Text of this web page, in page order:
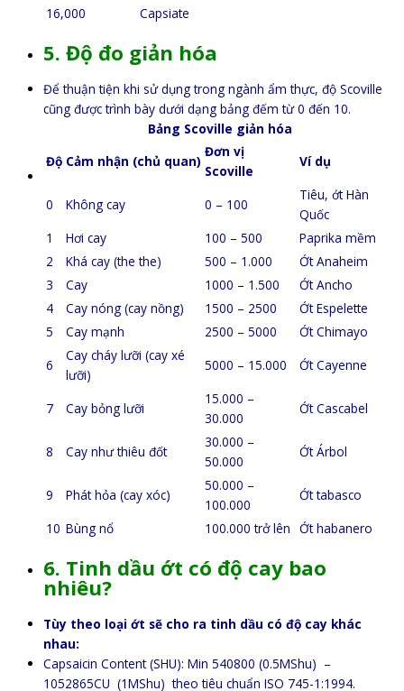
16,000
Capsiate
5. Độ đo giản hóa
Để thuận tiện khi sử dụng trong ngành ẩm thực, độ Scoville
cũng được trình bày dưới dạng bảng đếm từ 0 đến 10.
Bảng Scoville giản hóa
Độ Cảm nhận (chủ quan)
Đơn vị
Scoville
Ví dụ
0 Không cay 0 – 100
Tiêu, ớt Hàn
Quốc
1
Hơi cay 100 – 500
Paprika mềm
2
Khá cay (the the) 500 – 1.000
Ớt Anaheim
3
Cay 1000 – 1.500
Ớt Ancho
4
Cay nóng (cay nồng) 1500 – 2500
Ớt Espelette
5
Cay mạnh 2500 – 5000
Ớt Chimayo
6
Cay cháy lưỡi (cay xé
lưỡi)
5000 – 15.000 Ớt Cayenne
7 Cay bỏng lưỡi
15.000 –
30.000
Ớt Cascabel
8 Cay như thiêu đốt
30.000 –
50.000
Ớt Árbol
9 Phát hỏa (cay xóc)
50.000 –
100.000
Ớt tabasco
10 Bùng nổ 100.000 trở lên Ớt habanero
6. Tinh dầu ớt có độ cay bao
nhiêu?
Tùy theo loại ớt sẽ cho ra tinh dầu có độ cay khác
nhau:
Capsaicin Content (SHU): Min 540800 (0.5MShu) –
1052865CU (1MShu) theo tiêu chuẩn ISO 745-1:1994.